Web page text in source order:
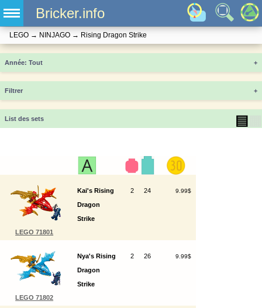
Bricker.info
LEGO → NINJAGO → Rising Dragon Strike
Année +
Filtrer +
List des sets ▤
LEGO 71801
Kai's Rising
Dragon
Strike
2 24 9.99$
LEGO 71802
Nya's Rising
Dragon
Strike
2 26 9.99$